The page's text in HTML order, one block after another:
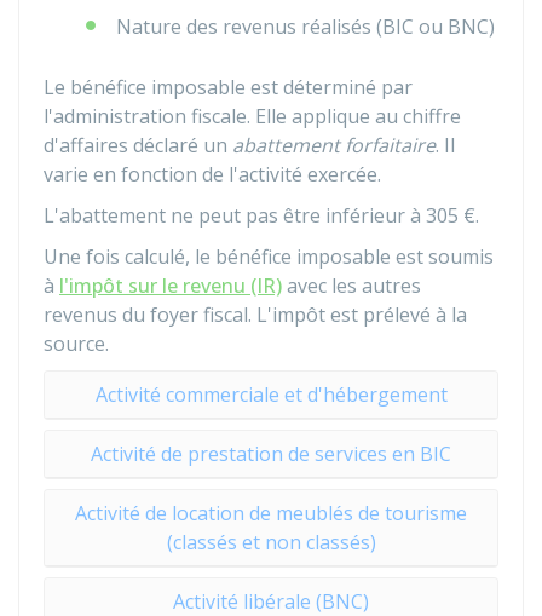
Nature des revenus réalisés (BIC ou BNC)
Le bénéfice imposable est déterminé par
l'administration fiscale. Elle applique au chiffre
d'affaires déclaré un abattement forfaitaire. Il
varie en fonction de l'activité exercée.
L'abattement ne peut pas être inférieur à 305 €.
Une fois calculé, le bénéfice imposable est soumis
à l'impôt sur le revenu (IR)avec les autres
revenus du foyer fiscal. L'impôt est prélevé à la
source.
Activité commerciale et d'hébergement
Activité de prestation de services en BIC
Activité de location de meublés de tourisme
(classés et non classés)
Activité libérale (BNC)